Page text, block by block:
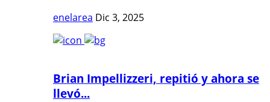
enelarea Dic 3, 2025
Brian Impellizzeri, repitió y ahora se
llevó...